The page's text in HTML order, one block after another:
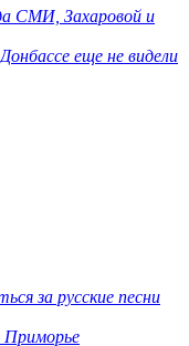
СМИ, Захаровой и
еще не видели
за русские песни